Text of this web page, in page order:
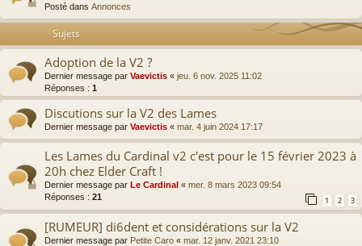
Posté dans Annonces
Sujets
Adoption de la V2 ?
Dernier message par Vaevictis « jeu. 6 nov. 2025 11:02
Réponses : 1
Discutions sur la V2 des Lames
Dernier message par Vaevictis « mar. 4 juin 2024 17:17
Les Lames du Cardinal v2 c'est pour le 15 février 2023 à
20h chez Elder Craft !
Dernier message par Le Cardinal « mer. 8 mars 2023 09:54
Réponses : 21 1 2 3
[RUMEUR] di6dent et considérations sur la V2
Dernier message par Petite Caro « mar. 12 janv. 2021 23:10